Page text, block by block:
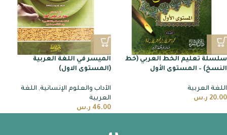
سلسلة تعليم الخط العربي (خط
النسخ) – المستوى الأول
اللغة العربية
20.00 ر.س
الميسر في اللغة العربية
(المستوى الاول)
الآداب والعلوم الإنسانية, اللغة
العربية
46.00 ر.س